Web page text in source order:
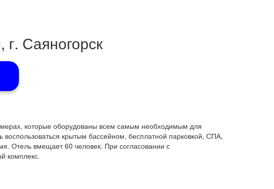
Саяногорск
которые оборудованы всем самым необходимым для
крытым бассейном, бесплатной парковкой, СПА,
Отель вмещает 60 человек. При согласовании с
комплекс.